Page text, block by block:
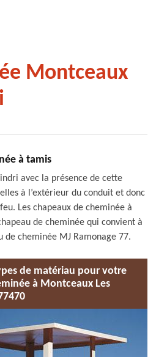
Montceaux
à tamis
avec la présence de cette
à l’extérieur du conduit et donc
Les chapeaux de cheminée à
de cheminée qui convient à
cheminée MJ Ramonage 77.
de matériau pour votre
à Montceaux Les